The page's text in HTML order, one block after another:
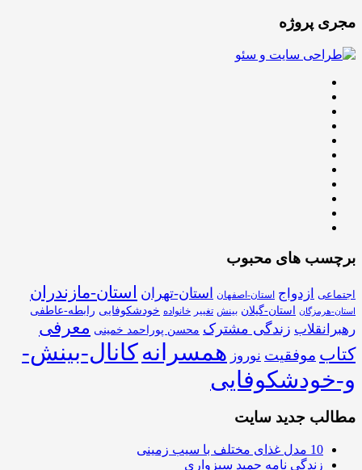
مجری پروژه
برچسب های محبوب
اجتماعی ازدواج استان-اصفهان استان-تهران استان-مازندران
استان-هرمزگان استان-گیلان بینش تغییر خانواده خودشکوفایی رابطه-عاطفی
رهبرانقلاب زندگی مشترک محسن پوراحمد خمینی معرفی
کتاب موفقیت نوروز همسرانهکانال-بینش-
و-خودشکوفایی
مطالب جدید سایت
10 مدل غذای مختلف با سیب زمینی
زندگی نامه حمید سبزواری